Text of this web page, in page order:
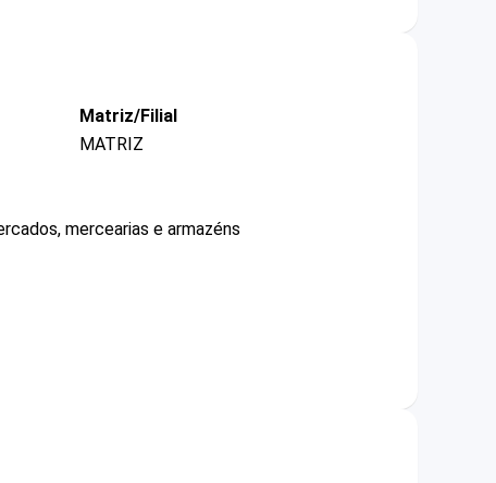
Matriz/Filial
MATRIZ
mercearias e armazéns